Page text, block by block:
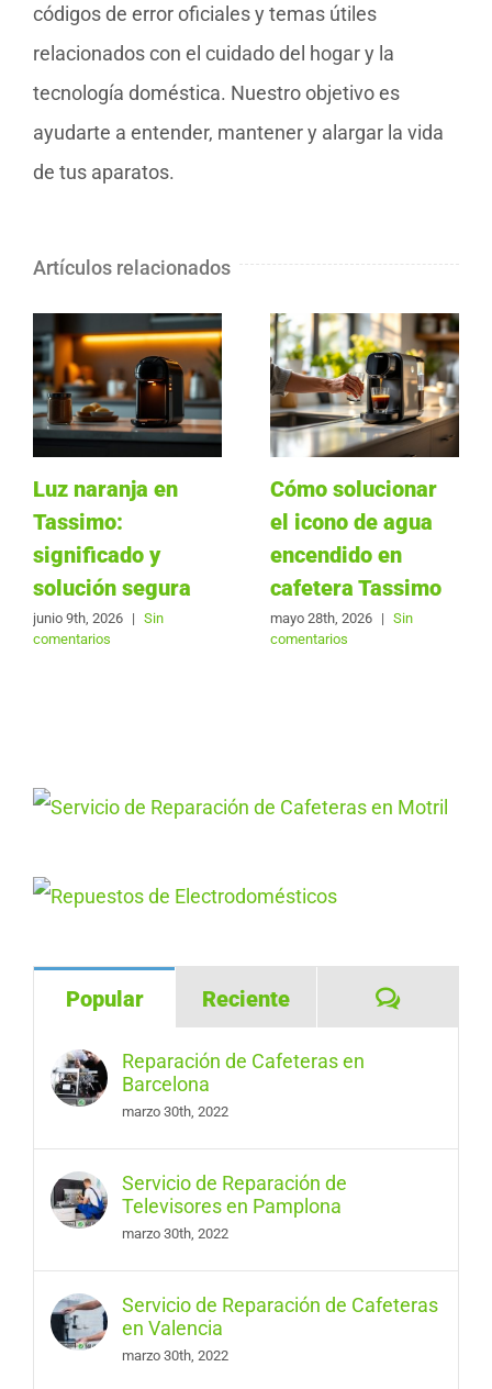
códigos de error oficiales y temas útiles
relacionados con el cuidado del hogar y la
tecnología doméstica. Nuestro objetivo es
ayudarte a entender, mantener y alargar la vida
de tus aparatos.
Artículos relacionados
Luz naranja en
Tassimo:
significado y
solución segura
junio 9th, 2026 | Sin
comentarios
Cómo solucionar
el icono de agua
encendido en
cafetera Tassimo
mayo 28th, 2026 | Sin
comentarios
Popular Reciente
Reparación de Cafeteras en
Barcelona
marzo 30th, 2022
Servicio de Reparación de
Televisores en Pamplona
marzo 30th, 2022
Servicio de Reparación de Cafeteras
en Valencia
marzo 30th, 2022